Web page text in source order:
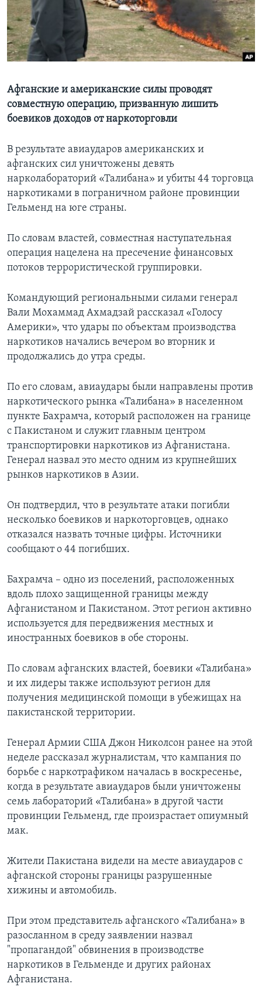
Learning English
СОЦИАЛЬНЫЕ СЕТИ
Языки
Афганские и американские силы проводят
совместную операцию, призванную лишить
боевиков доходов от наркоторговли
В результате авиаударов американских и
афганских сил уничтожены девять
нарколабораторий «Талибана» и убиты 44 торговца
наркотиками в пограничном районе провинции
Гельменд на юге страны.
По словам властей, совместная наступательная
операция нацелена на пресечение финансовых
потоков террористической группировки.
Командующий региональными силами генерал
Вали Мохаммад Ахмадзай рассказал «Голосу
Америки», что удары по объектам производства
наркотиков начались вечером во вторник и
продолжались до утра среды.
По его словам, авиаудары были направлены против
наркотического рынка «Талибана» в населенном
пункте Бахрамча, который расположен на границе
с Пакистаном и служит главным центром
транспортировки наркотиков из Афганистана.
Генерал назвал это место одним из крупнейших
рынков наркотиков в Азии.
Он подтвердил, что в результате атаки погибли
несколько боевиков и наркоторговцев, однако
отказался назвать точные цифры. Источники
сообщают о 44 погибших.
Бахрамча – одно из поселений, расположенных
вдоль плохо защищенной границы между
Афганистаном и Пакистаном. Этот регион активно
используется для передвижения местных и
иностранных боевиков в обе стороны.
По словам афганских властей, боевики «Талибана»
и их лидеры также используют регион для
получения медицинской помощи в убежищах на
пакистанской территории.
Генерал Армии США Джон Николсон ранее на этой
неделе рассказал журналистам, что кампания по
борьбе с наркотрафиком началась в воскресенье,
когда в результате авиаударов были уничтожены
семь лабораторий «Талибана» в другой части
провинции Гельменд, где произрастает опиумный
мак.
Жители Пакистана видели на месте авиаударов с
афганской стороны границы разрушенные
хижины и автомобиль.
При этом представитель афганского «Талибана» в
разосланном в среду заявлении назвал
"пропагандой" обвинения в производстве
наркотиков в Гельменде и других районах
Афганистана.